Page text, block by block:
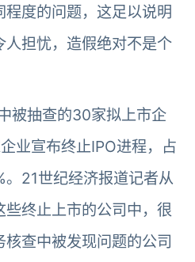
度的问题，这足以说明
人担忧，造假绝对不是个
被抽查的30家拟上市企
业宣布终止IPO进程，占
21世纪经济报道记者从
终止上市的公司中，很
查中被发现问题的公司